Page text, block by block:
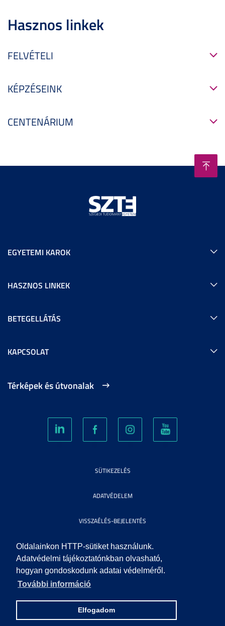
Oldalainkon HTTP-sütiket használunk.
Adatvédelmi tájékoztatónkban olvasható,
hogyan gondoskodunk adatai védelméről.
További információ
Elfogadom
Hasznos linkek
FELVÉTELI
KÉPZÉSEINK
CENTENÁRIUM
EGYETEMI KAROK
HASZNOS LINKEK
BETEGELLÁTÁS
KAPCSOLAT
Térképek és útvonalak
SÜTIKEZELÉS
ADATVÉDELEM
VISSZAÉLÉS-BEJELENTÉS
KÖZÉRDEKŰ ADATOK
IMPRESSZUM